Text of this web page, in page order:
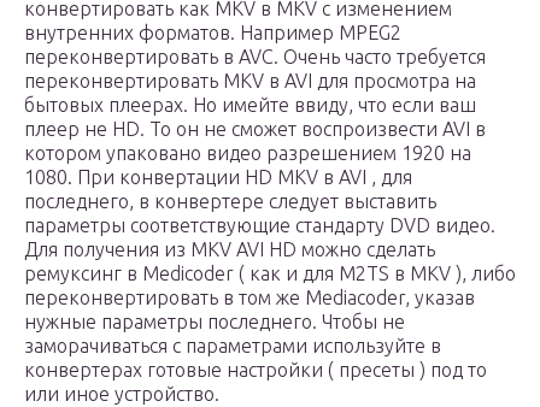
конвертировать как MKV в MKV с изменением
внутренних форматов. Например MPEG2
переконвертировать в AVC. Очень часто требуется
переконвертировать MKV в AVI для просмотра на
бытовых плеерах. Но имейте ввиду, что если ваш
плеер не HD. То он не сможет воспроизвести AVI в
котором упаковано видео разрешением 1920 на
1080. При конвертации HD MKV в AVI , для
последнего, в конвертере следует выставить
параметры соответствующие стандарту DVD видео.
Для получения из MKV AVI HD можно сделать
ремуксинг в Medicoder ( как и для M2TS в MKV ), либо
переконвертировать в том же Mediacoder, указав
нужные параметры последнего. Чтобы не
заморачиваться с параметрами используйте в
конвертерах готовые настройки ( пресеты ) под то
или иное устройство.